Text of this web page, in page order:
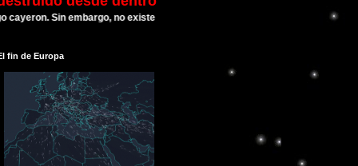
Sin embargo,no existe ninguna otra Civilización que haya hecho tantos
fin de Europa